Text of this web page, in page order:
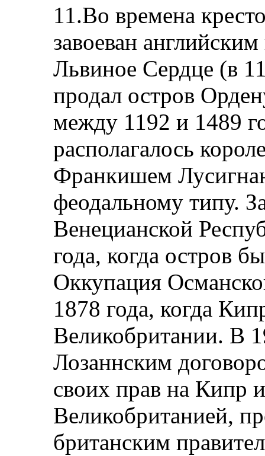
11.Во времена
завоеван
Львиное Сердце (в
продал остров
между 1192 и 1489
располагалось
Франкишем
феодальному типу.
Венецианской
года, когда остров
Оккупация
1878 года, когда
Великобритании. В
Лозаннским
своих прав на Кипр
Великобританией,
британским